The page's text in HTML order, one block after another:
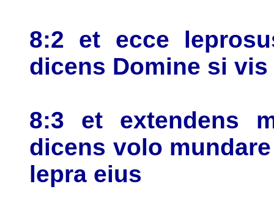
8:2 et ecce
dicens Domine si
8:3 et extendens
dicens volo
lepra eius